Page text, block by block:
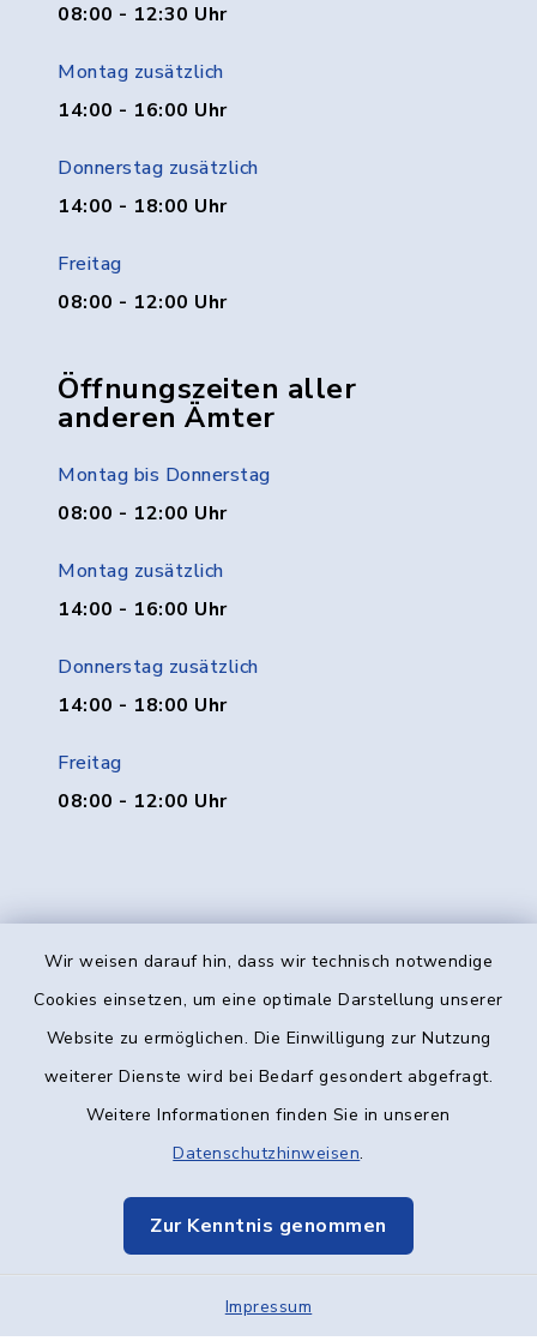
Wir weisen darauf hin, dass wir technisch notwendige
Cookies einsetzen, um eine optimale Darstellung unserer
Website zu ermöglichen. Die Einwilligung zur Nutzung
weiterer Dienste wird bei Bedarf gesondert abgefragt.
Weitere Informationen finden Sie in unseren
Datenschutzhinweisen.
Zur Kenntnis genommen
Impressum
08:00 - 12:30 Uhr
Montag zusätzlich
14:00 - 16:00 Uhr
Donnerstag zusätzlich
14:00 - 18:00 Uhr
Freitag
08:00 - 12:00 Uhr
Öffnungszeiten aller
anderen Ämter
Montag bis Donnerstag
08:00 - 12:00 Uhr
Montag zusätzlich
14:00 - 16:00 Uhr
Donnerstag zusätzlich
14:00 - 18:00 Uhr
Freitag
08:00 - 12:00 Uhr
Kontakt
Datenschutz
Elektronische Kommunikation
Sitemap